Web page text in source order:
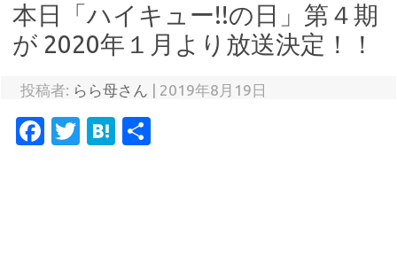
本日「ハイキュー!!の日」第４期
が 2020年１月より放送決定！！
投稿者: らら母さん | 2019年8月19日
Fa
T
H